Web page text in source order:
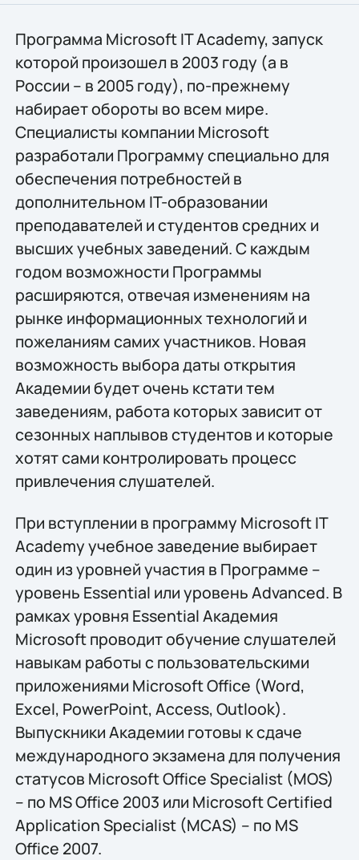
Программа Microsoft IT Academy, запуск
которой произошел в 2003 году (а в
России – в 2005 году), по-прежнему
набирает обороты во всем мире.
Специалисты компании Microsoft
разработали Программу специально для
обеспечения потребностей в
дополнительном IT-образовании
преподавателей и студентов средних и
высших учебных заведений. С каждым
годом возможности Программы
расширяются, отвечая изменениям на
рынке информационных технологий и
пожеланиям самих участников. Новая
возможность выбора даты открытия
Академии будет очень кстати тем
заведениям, работа которых зависит от
сезонных наплывов студентов и которые
хотят сами контролировать процесс
привлечения слушателей.
При вступлении в программу Microsoft IT
Academy учебное заведение выбирает
один из уровней участия в Программе –
уровень Essential или уровень Advanced. В
рамках уровня Essential Академия
Microsoft проводит обучение слушателей
навыкам работы с пользовательскими
приложениями Microsoft Office (Word,
Excel, PowerPoint, Access, Outlook).
Выпускники Академии готовы к сдаче
международного экзамена для получения
статусов Microsoft Office Specialist (MOS)
– по MS Office 2003 или Microsoft Certified
Application Specialist (MCAS) – по MS
Office 2007.